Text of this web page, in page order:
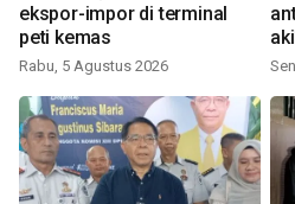
ekspor-impor di terminal
peti kemas
Rabu, 5 Agustus 2026